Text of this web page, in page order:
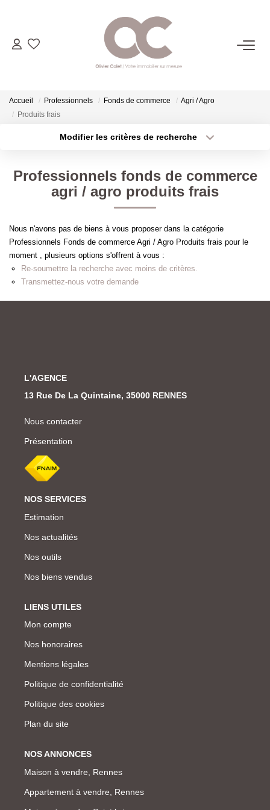
06.14.98.69.34
ACHETER
LOUER
ESTIMER
L'AGENCE
CONTACT
Accueil Professionnels Fonds de commerce
Agri / Agro
Produits frais
Modifier les critères de recherche
Sélectionnez...
Type de bien
Surface min
Créer une alerte
Professionnels fonds de commerce
agri / agro produits frais
Nous n'avons pas de biens à vous proposer dans la catégorie
Professionnels Fonds de commerce Agri / Agro Produits frais pour le
moment , plusieurs options s'offrent à vous :
Re-soumettre la recherche avec moins de critères.
Transmettez-nous votre demande
L'AGENCE
13 Rue De La Quintaine, 35000 RENNES
Nous contacter
Présentation
NOS SERVICES
Estimation
Nos actualités
Nos outils
Nos biens vendus
LIENS UTILES
Mon compte
Nos honoraires
Mentions légales
Politique de confidentialité
Politique des cookies
Plan du site
NOS ANNONCES
Maison à vendre, Rennes
Appartement à vendre, Rennes